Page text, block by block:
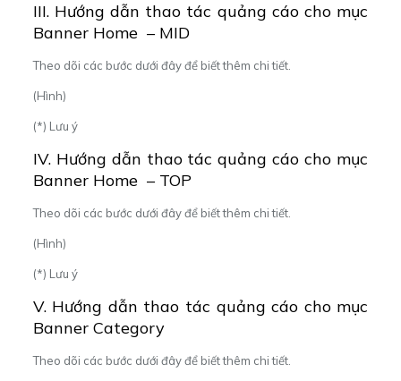
III. Hướng dẫn thao tác quảng cáo cho mục
Banner Home – MID
Theo dõi các bước dưới đây để biết thêm chi tiết.
(Hình)
(*) Lưu ý
IV. Hướng dẫn thao tác quảng cáo cho mục
Banner Home – TOP
Theo dõi các bước dưới đây để biết thêm chi tiết.
(Hình)
(*) Lưu ý
V. Hướng dẫn thao tác quảng cáo cho mục
Banner Category
Theo dõi các bước dưới đây để biết thêm chi tiết.